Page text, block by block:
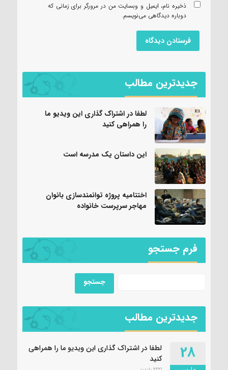
ذخیره نام، ایمیل و وبسایت من در مرورگر برای زمانی که
دوباره دیدگاهی می‌نویسم.
جدیدترین مطالب
لطفا در اشتراک گذاری این ویدیو ما
را همراهی کنید
این داستان یک مدرسه است
اختتامیه پروژه توانمندسازی بانوان
مهاجر سرپرست خانواده
فرم جستجو
جدیدترین مطالب
28
لطفا در اشتراک گذاری این ویدیو ما را همراهی
کنید